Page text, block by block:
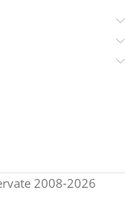
2008-2026